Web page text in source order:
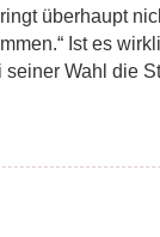
überhaupt
Ist es
seiner Wahl die